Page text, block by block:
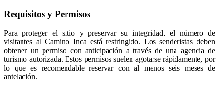
Requisitos y Permisos
Para proteger el sitio y preservar su integridad, el número de
visitantes al Camino Inca está restringido. Los senderistas deben
obtener un permiso con anticipación a través de una agencia de
turismo autorizada. Estos permisos suelen agotarse rápidamente, por
lo que es recomendable reservar con al menos seis meses de
antelación.